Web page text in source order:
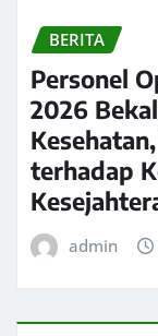
BERITA
Personel
2026
terhadap
admin